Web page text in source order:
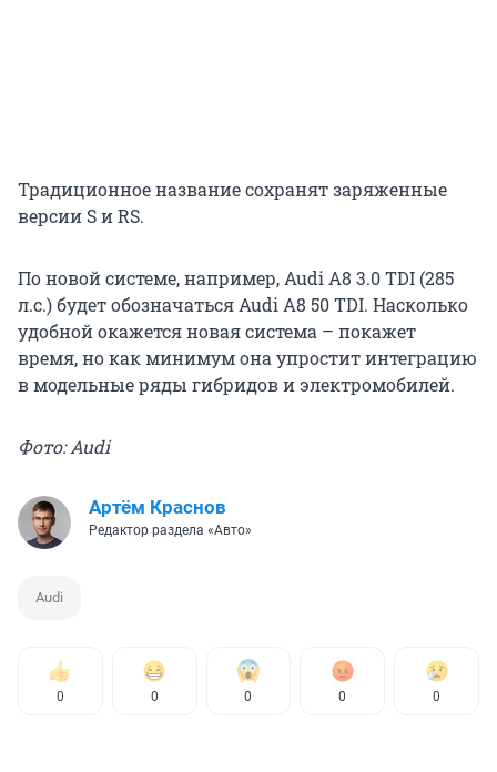
Традиционное название сохранят заряженные
версии S и RS.
По новой системе, например, Audi A8 3.0 TDI (285
л.с.) будет обозначаться Audi A8 50 TDI. Насколько
удобной окажется новая система – покажет
время, но как минимум она упростит интеграцию
в модельные ряды гибридов и электромобилей.
Фото: Audi
Артём Краснов
Редактор раздела «Авто»
Audi
0 0 0 0 0